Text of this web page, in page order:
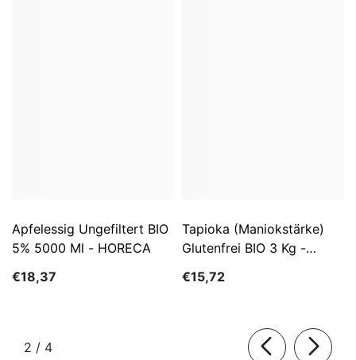
Apfelessig Ungefiltert BIO
5% 5000 Ml - HORECA
€18,37
Tapioka (Maniokstärke)
Glutenfrei BIO 3 Kg -
€15,72
2 / von
4